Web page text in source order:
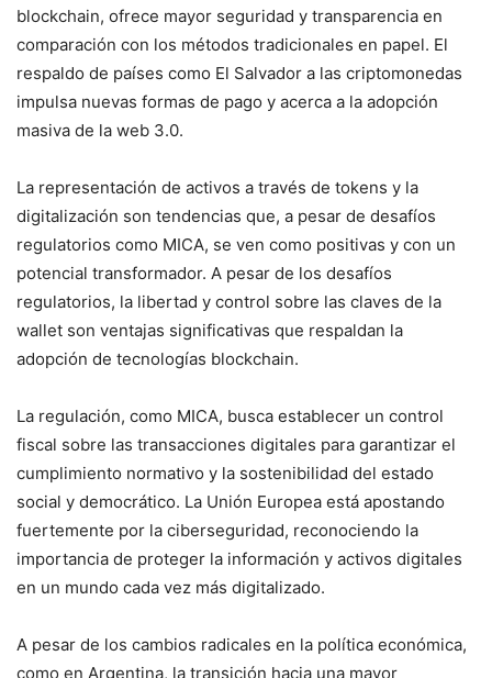
blockchain, ofrece mayor seguridad y transparencia en
comparación con los métodos tradicionales en papel. El
respaldo de países como El Salvador a las criptomonedas
impulsa nuevas formas de pago y acerca a la adopción
masiva de la web 3.0.
La representación de activos a través de tokens y la
digitalización son tendencias que, a pesar de desafíos
regulatorios como MICA, se ven como positivas y con un
potencial transformador. A pesar de los desafíos
regulatorios, la libertad y control sobre las claves de la
wallet son ventajas significativas que respaldan la
adopción de tecnologías blockchain.
La regulación, como MICA, busca establecer un control
fiscal sobre las transacciones digitales para garantizar el
cumplimiento normativo y la sostenibilidad del estado
social y democrático. La Unión Europea está apostando
fuertemente por la ciberseguridad, reconociendo la
importancia de proteger la información y activos digitales
en un mundo cada vez más digitalizado.
A pesar de los cambios radicales en la política económica,
como en Argentina, la transición hacia una mayor